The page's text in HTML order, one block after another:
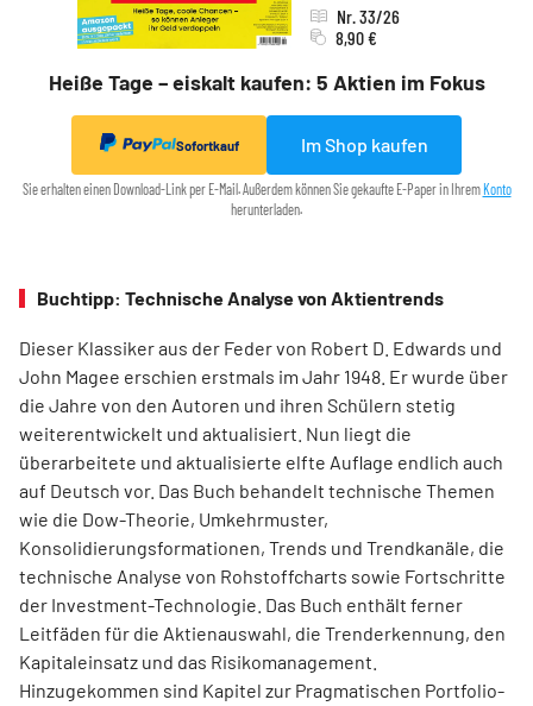
Heiße Tage – eiskalt kaufen: 5 Aktien im Fokus
Nr. 33/26
8,90 €
Sofortkauf Im Shop kaufen
Sie erhalten einen Download-Link per E-Mail. Außerdem können Sie gekaufte E-Paper in Ihrem Konto
herunterladen.
Buchtipp: Technische Analyse von Aktientrends
Dieser Klassiker aus der Feder von Robert D. Edwards und
John Magee erschien erstmals im Jahr 1948. Er wurde über
die Jahre von den Autoren und ihren Schülern stetig
weiterentwickelt und aktualisiert. Nun liegt die
überarbeitete und aktualisierte elfte Auflage endlich auch
auf Deutsch vor. Das Buch behandelt technische Themen
wie die Dow-Theorie, Umkehrmuster,
Konsolidierungsformationen, Trends und Trend­kanäle, die
technische Analyse von Rohstoffcharts sowie Fortschritte
der Investment-Technologie. Das Buch enthält ferner
Leitfäden für die Aktienauswahl, die Trenderkennung, den
Kapitaleinsatz und das Risikomanagement.
Hinzugekommen sind Kapitel zur Pragmatischen Portfolio-